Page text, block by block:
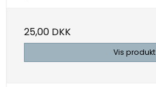
25,00 DKK
Vis produkt